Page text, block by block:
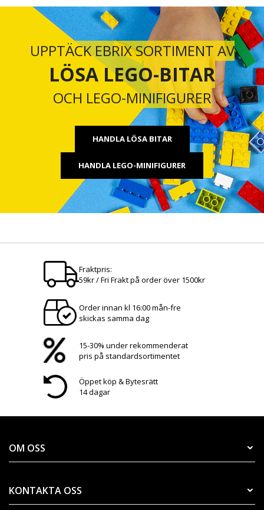
UPPTÄCK EBRIX SORTIMENT AV
LÖSA LEGO-BITAR
OCH LEGO-MINIFIGURER
HANDLA LÖSA BITAR
HANDLA LEGO-MINIFIGURER
Fraktpris:
59kr / Fri Frakt på order över 1500kr
Order innan kl 16:00 mån-fre
skickas samma dag
15-30% under rekommenderat
pris på standardsortimentet
Öppet köp & Bytesrätt
14 dagar
OM OSS
KONTAKTA OSS